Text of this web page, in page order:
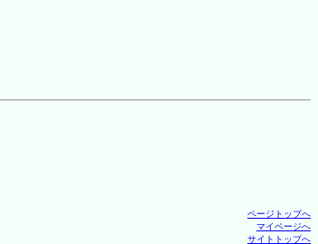
ページトップへ
マイページへ
サイトトップへ